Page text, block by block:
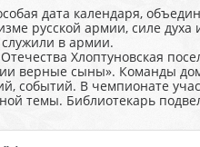
дата календаря,
русской армии, силе духа
в армии.
Хлоптуновская
верные сыны». Команды
событий. В чемпионате
темы. Библиотекарь